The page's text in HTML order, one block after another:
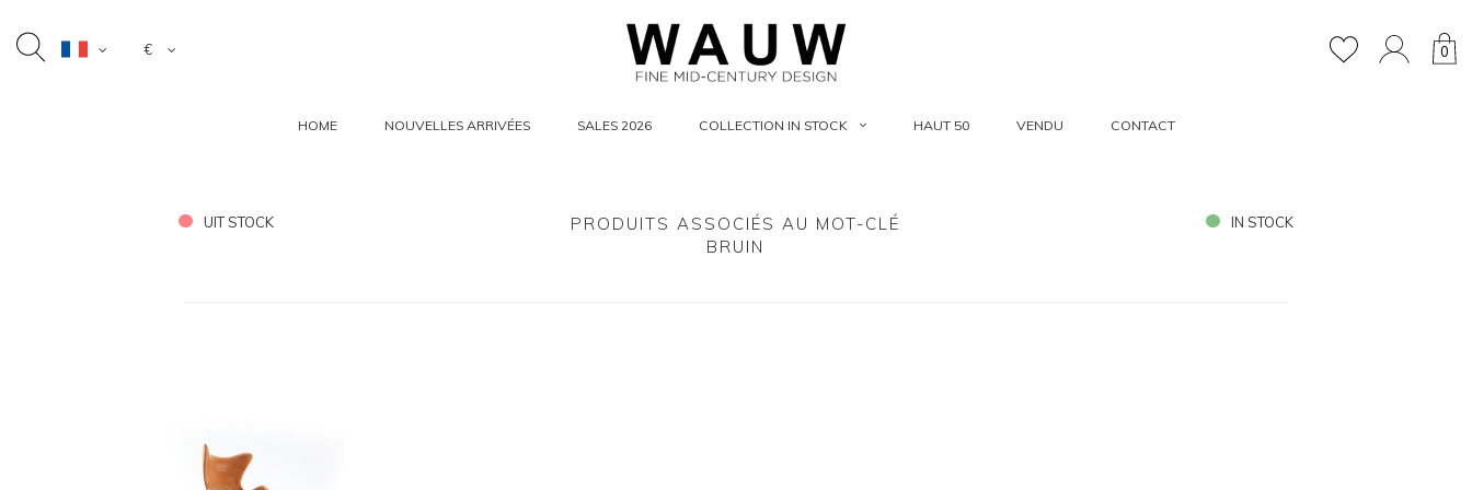
€ 0
HOME NOUVELLES ARRIVÉES SALES 2026 COLLECTION IN STOCK HAUT 50 VENDU CONTACT
UIT STOCK
PRODUITS ASSOCIÉS AU MOT-CLÉ
BRUIN
IN STOCK